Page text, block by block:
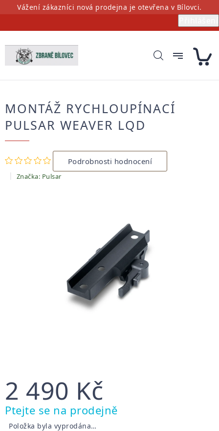
PřejítVážení zákazníci nová prodejna je otevřena v Bílovci.
MONTÁŽ RYCHLOUPÍNACÍ
PULSAR WEAVER LQD
Průměrné
hodnocení
produktu
je
Podrobnosti hodnocení
Značka: Pulsar
2 490 Kč
Měrná
cena:
Ptejte se na prodejně
Položka byla vyprodána…